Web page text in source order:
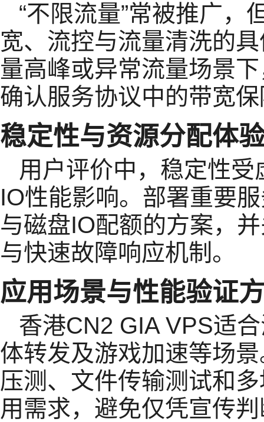
“不限流量”常被推广，
宽、流控与流量清洗的
量高峰或异常流量场景
确认服务协议中的带宽
稳定性与资源分配体
用户评价中，稳定性
IO性能影响。部署重要
与磁盘IO配额的方案，
与快速故障响应机制。
应用场景与性能验证
香港CN2 GIA VPS适
体转发及游戏加速等场
压测、文件传输测试和
用需求，避免仅凭宣传